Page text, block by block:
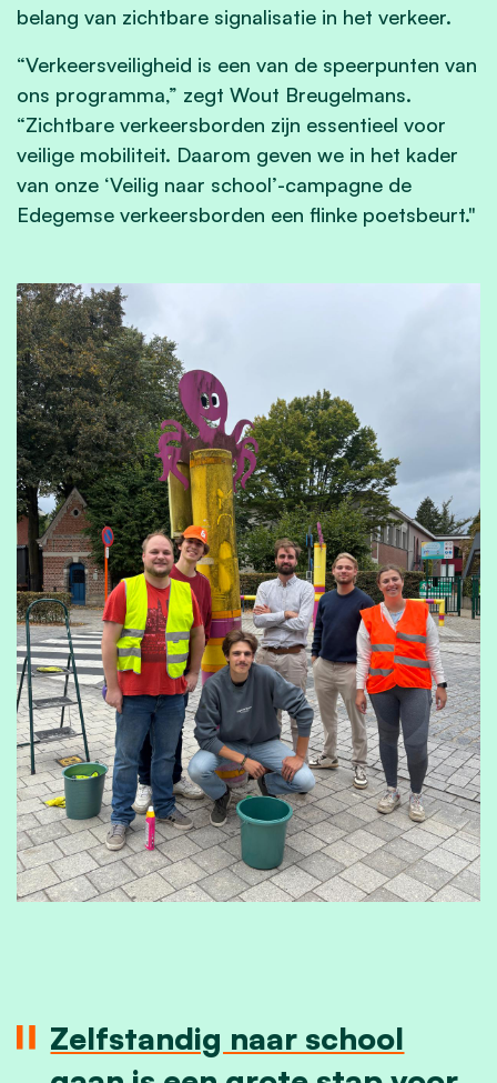
belang van zichtbare signalisatie in het verkeer.
“Verkeersveiligheid is een van de speerpunten van
ons programma,” zegt Wout Breugelmans.
“Zichtbare verkeersborden zijn essentieel voor
veilige mobiliteit. Daarom geven we in het kader
van onze ‘Veilig naar school’-campagne de
Edegemse verkeersborden een flinke poetsbeurt."
Zelfstandig naar school